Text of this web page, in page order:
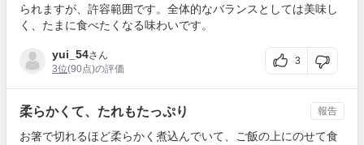
られますが、許容範囲です。全体的なバランスとしては美味し
く、たまに食べたくなる味わいです。
yui_54さん
3位(90点)の評価
3
柔らかくて、たれもたっぷり
お箸で切れるほど柔らかく煮込んでいて、ご飯の上にのせて食
報告